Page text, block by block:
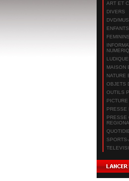
ART ET
DIVERS
DVD/
ENFANTS
FEMININS
MAISON
NATURE
OBJETS
OUTILS
PRESSE
PRESSE